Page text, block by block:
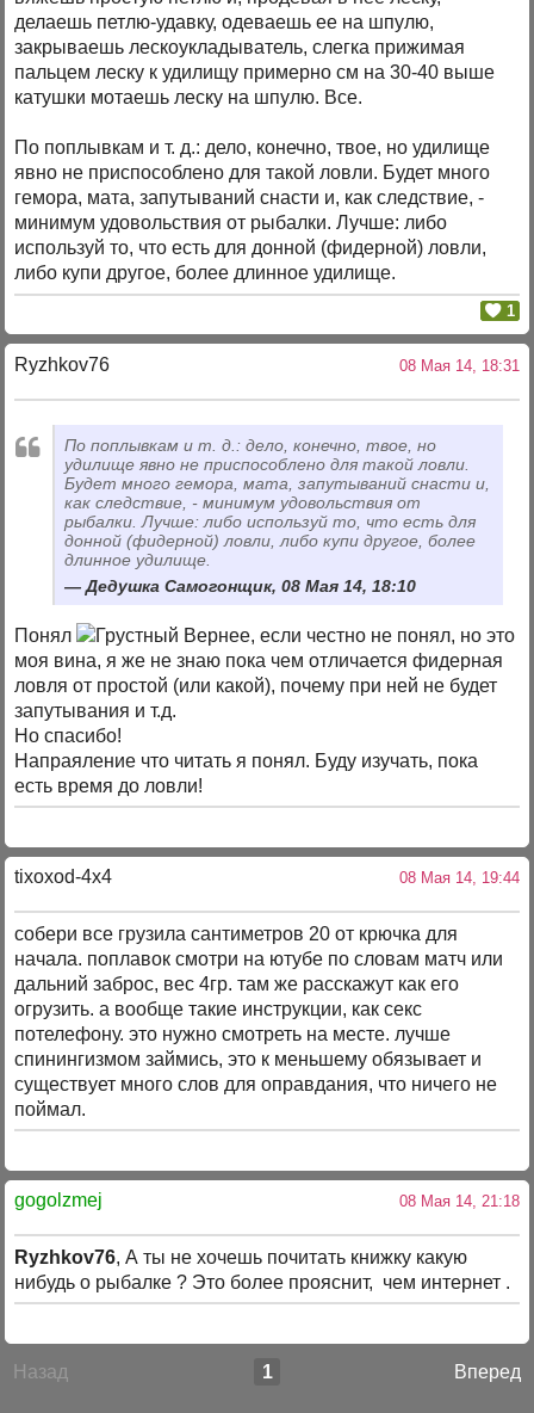
делаешь петлю-удавку, одеваешь ее на шпулю,
закрываешь лескоукладыватель, слегка прижимая
пальцем леску к удилищу примерно см на 30-40 выше
катушки мотаешь леску на шпулю. Все.
По поплывкам и т. д.: дело, конечно, твое, но удилище
явно не приспособлено для такой ловли. Будет много
гемора, мата, запутываний снасти и, как следствие, -
минимум удовольствия от рыбалки. Лучше: либо
используй то, что есть для донной (фидерной) ловли,
либо купи другое, более длинное удилище.
1
Ryzhkov76 08 Мая 14, 18:31
По поплывкам и т. д.: дело, конечно, твое, но
удилище явно не приспособлено для такой ловли.
Будет много гемора, мата, запутываний снасти и,
как следствие, - минимум удовольствия от
рыбалки. Лучше: либо используй то, что есть для
донной (фидерной) ловли, либо купи другое, более
длинное удилище.
Дедушка Самогонщик, 08 Мая 14, 18:10
Понял
Вернее, если честно не понял, но это
моя вина, я же не знаю пока чем отличается фидерная
ловля от простой (или какой), почему при ней не будет
запутывания и т.д.
Но спасибо!
Напраяление что читать я понял. Буду изучать, пока
есть время до ловли!
tixoxod-4x4 08 Мая 14, 19:44
собери все грузила сантиметров 20 от крючка для
начала. поплавок смотри на ютубе по словам матч или
дальний заброс, вес 4гр. там же расскажут как его
огрузить. а вообще такие инструкции, как секс
потелефону. это нужно смотреть на месте. лучше
спинингизмом займись, это к меньшему обязывает и
существует много слов для оправдания, что ничего не
поймал.
gogolzmej 08 Мая 14, 21:18
Ryzhkov76, А ты не хочешь почитать книжку какую
нибудь о рыбалке ? Это более прояснит, чем интернет .
Назад Вперед
1